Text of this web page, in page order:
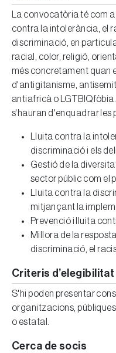
La convocatòria té com
contra la intolerància, el
discriminació, en
racial, color, religió,
més concretament quan
d'antigitanisme,
antiafricà o
s'hauran d'enquadrar les
Lluita contra la
discriminació i els
Gestió de la
sector públic com el
Lluita contra la
mitjançant la
Prevenció i lluita
Millora de la
discriminació, el
Criteris
S'hi poden presentar
organitzacions,
o estatal.
Cerca de socis